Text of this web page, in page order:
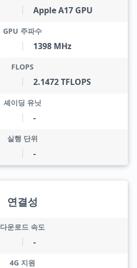
Apple A17 GPU
GPU 주파수
1398 MHz
FLOPS
2.1472 TFLOPS
셰이딩 유닛
-
실행 단위
-
연결성
다운로드 속도
-
4G 지원